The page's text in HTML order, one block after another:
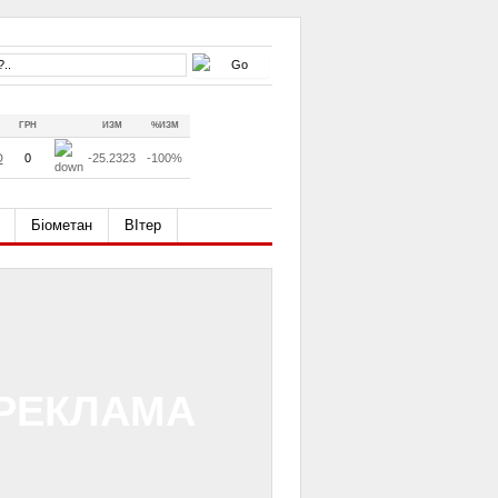
ГРН ИЗМ %ИЗМ
0 -25.2323 -100%
Біометан ВІтер